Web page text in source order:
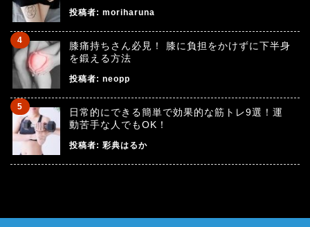
投稿者: moriharuna
膝痛持ちさん必見！ 膝に負担をかけずに下半身
を鍛える方法
投稿者: neopp
日常的にできる簡単で効果的な筋トレ9選！運
動苦手な人でもOK！
投稿者: 彩典はるか